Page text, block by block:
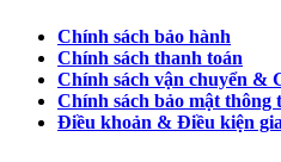
Chính sách bảo hành
Chính sách thanh toán
Chính sách vận chuyển &
Chính sách bảo mật thông
Điều khoản & Điều kiện